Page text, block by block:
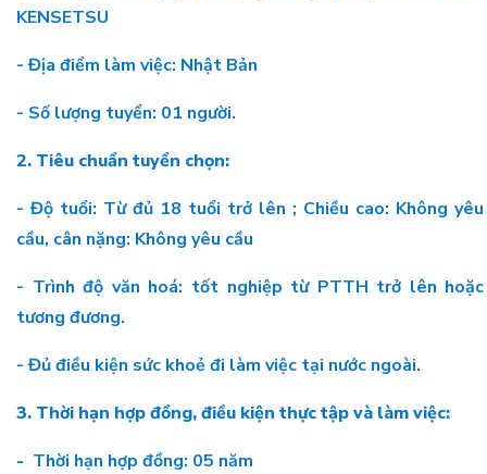
KENSETSU
- Địa điểm làm việc: Nhật Bản
- Số lượng tuyển: 01 người.
2. Tiêu chuẩn tuyển chọn:
- Độ tuổi: Từ đủ 18 tuổi trở lên ; Chiều cao: Không yêu
cầu, cân nặng: Không yêu cầu
- Trình độ văn hoá: tốt nghiệp từ PTTH trở lên hoặc
tương đương.
- Đủ điều kiện sức khoẻ đi làm việc tại nước ngoài.
3. Thời hạn hợp đồng, điều kiện thực tập và làm việc:
- Thời hạn hợp đồng: 05 năm